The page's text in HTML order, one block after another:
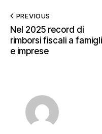
PREVIOUS
Nel 2025 record di
rimborsi fiscali a
e imprese